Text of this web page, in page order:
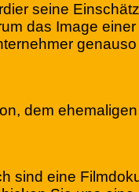
seine
das Image
dem
sind eine